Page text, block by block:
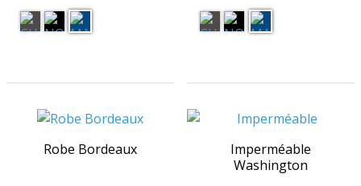
Robe Bordeaux
Imperméable
Washington